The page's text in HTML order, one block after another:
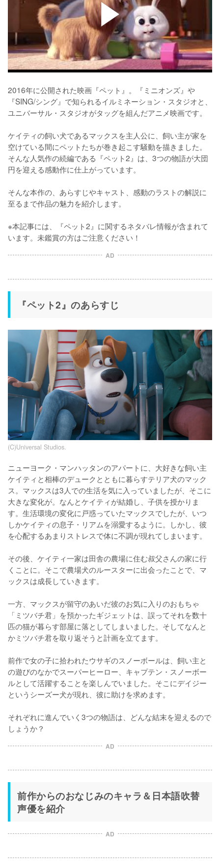
2016年に公開された映画『ペット』。『ミニオンズ』や
『SING/シング』で知られるイルミネーション・スタジオと、
ユニバーサル・スタジオがタッグを組んだアニメ映画です。
ケイティの飼い犬であるマックスを主人公に、飼い主が家を
空けている間にペットたちが巻き起こす騒動を描きました。
そんな人気作の続編である『ペット2』は、3つの物語が大団
円を迎える感動作に仕上がっています。
そんな本作の、あらすじやキャスト、感動のラストの解説に
至るまで作品の魅力を紹介します。
※本記事には、『ペット2』に関するネタバレ情報が含まれて
います。未鑑賞の方はご注意ください！
AD
『ペット2』のあらすじ
(C)Universal Studios.
ニューヨーク・マンハッタンのアパートに、大好きな飼い主
ケイティと相棒のデュークとともに暮らすテリア犬のマック
ス。マックスは3人での生活を気に入っていましたが、そこに
大きな変化が。なんとケイティが結婚し、子供を授かりま
す。生活環境の変化に戸惑っていたマックスでしたが、いつ
しかケイティの息子・リアムを溺愛するように。しかし、彼
を心配するあまりストレスで体に不調が現れてしまいます。
その後、ケイティ一家は田舎の農場に住む叔父さんの家に行
くことに。そこで農場犬のルースターに出会ったことで、マ
ックスは成長していきます。
一方、マックスが留守のあいだ彼のお気に入りのおもちゃ
「ミツバチ君」を預かったギジェットは、誤ってそれを数十
匹の猫が暮らす部屋に落としてしまいました。そしてなんと
かミツバチ君を取り返そうと計画を立てます。
前作で女の子に拾われたウサギのスノーボールは、飼い主と
の遊びのなかでスーパーヒーロー、キャプテン・スノーボー
ルとして活躍することを楽しんでいました。そこにデイジー
というシーズー犬が現れ、彼に助けを求めます。
それぞれに進んでいく3つの物語は、どんな結末を迎えるので
しょうか？
AD
前作からのおなじみのキャラ＆日本語吹替
声優を紹介
AD